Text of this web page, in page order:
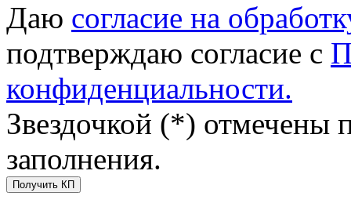
Даю согласие на
подтверждаю согласие с
конфиденциальности.
Звездочкой (*) отмечены
заполнения.
Получить КП